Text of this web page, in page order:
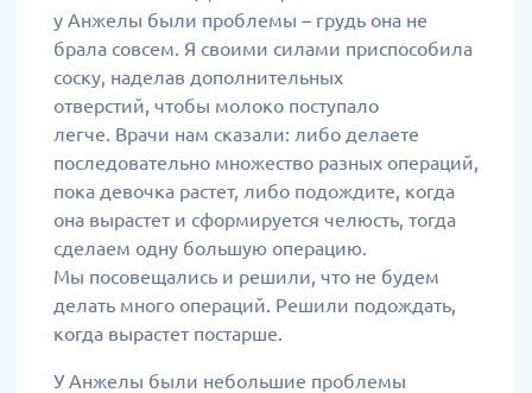
у Анжелы были проблемы – грудь она не
брала совсем. Я своими силами приспособила
соску, наделав дополнительных
отверстий, чтобы молоко поступало
легче. Врачи нам сказали: либо делаете
последовательно множество разных операций,
пока девочка растет, либо подождите, когда
она вырастет и сформируется челюсть, тогда
сделаем одну большую операцию.
Мы посовещались и решили, что не будем
делать много операций. Решили подождать,
когда вырастет постарше.
У Анжелы были небольшие проблемы